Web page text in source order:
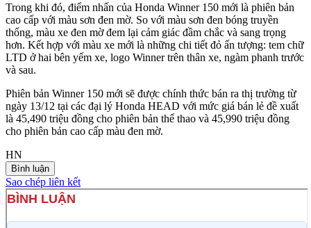
Trong khi đó, điểm nhấn của Honda Winner 150 mới là phiên bản
cao cấp với màu sơn đen mờ. So với màu sơn đen bóng truyền
thống, màu xe đen mờ đem lại cảm giác đầm chắc và sang trọng
hơn. Kết hợp với màu xe mới là những chi tiết đỏ ấn tượng: tem chữ
LTD ở hai bên yếm xe, logo Winner trên thân xe, ngàm phanh trước
và sau.
Phiên bản Winner 150 mới sẽ được chính thức bán ra thị trường từ
ngày 13/12 tại các đại lý Honda HEAD với mức giá bán lẻ đề xuất
là 45,490 triệu đồng cho phiên bản thể thao và 45,990 triệu đồng
cho phiên bản cao cấp màu đen mờ.
HN
Bình luận
Sao chép liên kết